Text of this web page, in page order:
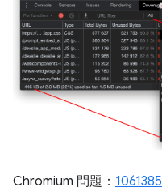
Chromium 問題： 1061385